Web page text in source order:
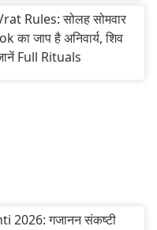
Rules: सोलह सोमवार
का जाप है अनिवार्य, शिव
Full Rituals
2026: गजानन संकष्टी